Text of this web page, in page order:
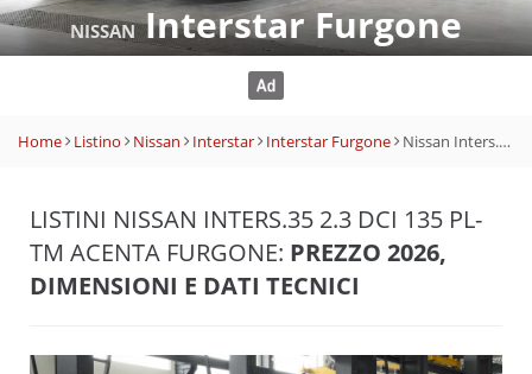
NISSANInterstar Furgone
Home Listino Nissan Interstar Interstar Furgone Nissan Inters.35 2.3 dCi 135 PL-TM Acenta Furgone
LISTINI NISSAN INTERS.35 2.3 DCI 135 PL-
TM ACENTA FURGONE: PREZZO 2026,
DIMENSIONI E DATI TECNICI